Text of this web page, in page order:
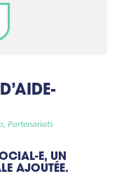
, Partenariats
E, UN
AJOUTÉE.